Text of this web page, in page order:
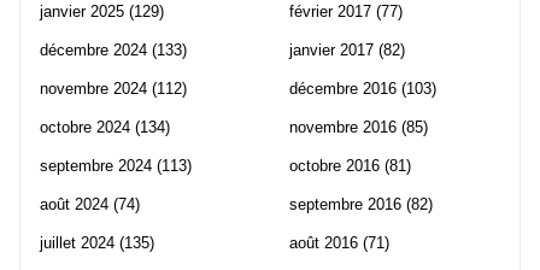
janvier 2025 (129)
décembre 2024 (133)
novembre 2024 (112)
octobre 2024 (134)
septembre 2024 (113)
août 2024 (74)
juillet 2024 (135)
février 2017 (77)
janvier 2017 (82)
décembre 2016 (103)
novembre 2016 (85)
octobre 2016 (81)
septembre 2016 (82)
août 2016 (71)